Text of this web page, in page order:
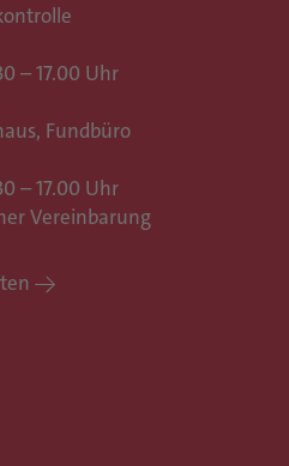
– 17.00 Uhr
Fundbüro
– 17.00 Uhr
Vereinbarung